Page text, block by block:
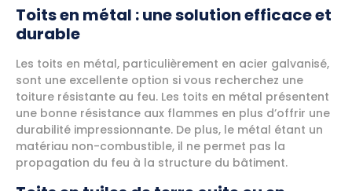
Toits en métal : une solution efficace et
durable
Les toits en métal, particulièrement en acier galvanisé,
sont une excellente option si vous recherchez une
toiture résistante au feu. Les toits en métal présentent
une bonne résistance aux flammes en plus d’offrir une
durabilité impressionnante. De plus, le métal étant un
matériau non-combustible, il ne permet pas la
propagation du feu à la structure du bâtiment.